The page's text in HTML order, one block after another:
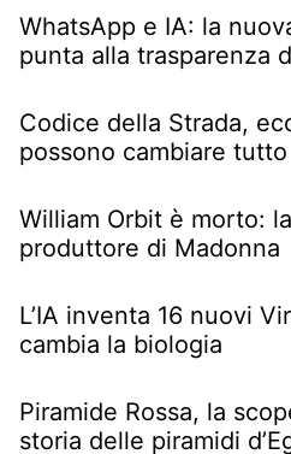
WhatsApp e IA: la
punta alla trasparenza
Codice della Strada,
possono cambiare tutto
William Orbit è morto:
produttore di Madonna
L’IA inventa 16 nuovi
cambia la biologia
Piramide Rossa, la
storia delle piramidi